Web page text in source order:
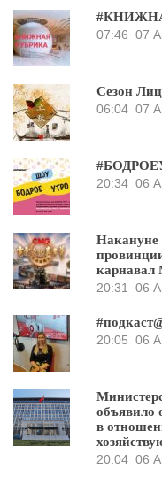
07:46 07
Сезон
06:04 07
20:34 06
Накануне
карнавал
20:31
06
20:05 06
объявило
в
20:04 06